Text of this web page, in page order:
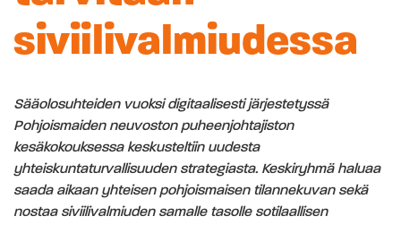
siviilivalmiudessa
Sääolosuhteiden vuoksi digitaalisesti järjestetyssä
Pohjoismaiden neuvoston puheenjohtajiston
kesäkokouksessa keskusteltiin uudesta
yhteiskuntaturvallisuuden strategiasta. Keskiryhmä haluaa
saada aikaan yhteisen pohjoismaisen tilannekuvan sekä
nostaa siviilivalmiuden samalle tasolle sotilaallisen